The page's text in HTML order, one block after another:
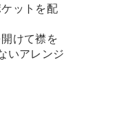
ットを配
けて襟を
いアレンジ